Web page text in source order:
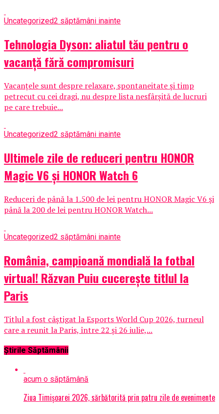
Uncategorized2 săptămâni inainte
Tehnologia Dyson: aliatul tău pentru o
vacanță fără compromisuri
Vacanțele sunt despre relaxare, spontaneitate și timp
petrecut cu cei dragi, nu despre lista nesfârșită de lucruri
pe care trebuie...
Uncategorized2 săptămâni inainte
Ultimele zile de reduceri pentru HONOR
Magic V6 și HONOR Watch 6
Reduceri de până la 1.500 de lei pentru HONOR Magic V6 și
până la 200 de lei pentru HONOR Watch...
Uncategorized2 săptămâni inainte
România, campioană mondială la fotbal
virtual! Răzvan Puiu cucerește titlul la
Paris
Titlul a fost câștigat la Esports World Cup 2026, turneul
care a reunit la Paris, între 22 și 26 iulie,...
Știrile Săptămânii
acum o săptămână
Ziua Timișoarei 2026, sărbătorită prin patru zile de evenimente